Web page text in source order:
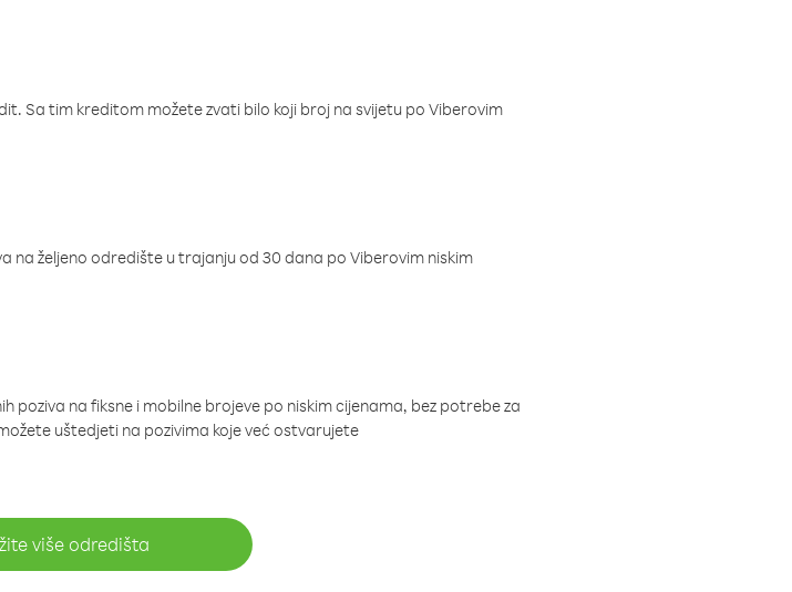
Sa tim kreditom možete zvati bilo koji broj na svijetu po Viberovim
na željeno odredište u trajanju od 30 dana po Viberovim niskim
na fiksne i mobilne brojeve po niskim cijenama, bez potrebe za
uštedjeti na pozivima koje već ostvarujete
više odredišta